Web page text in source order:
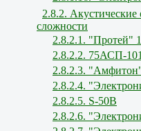
2.8.2.
сложности
2.8.2.1. "Протей"
2.8.2.2. 75АСП-
2.8.2.3.
2.8.2.4.
2.8.2.5. S-50В
2.8.2.6.